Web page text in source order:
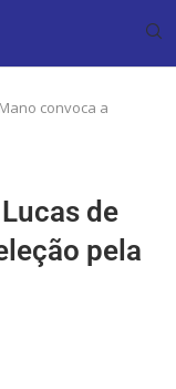
convoca a
de
pela